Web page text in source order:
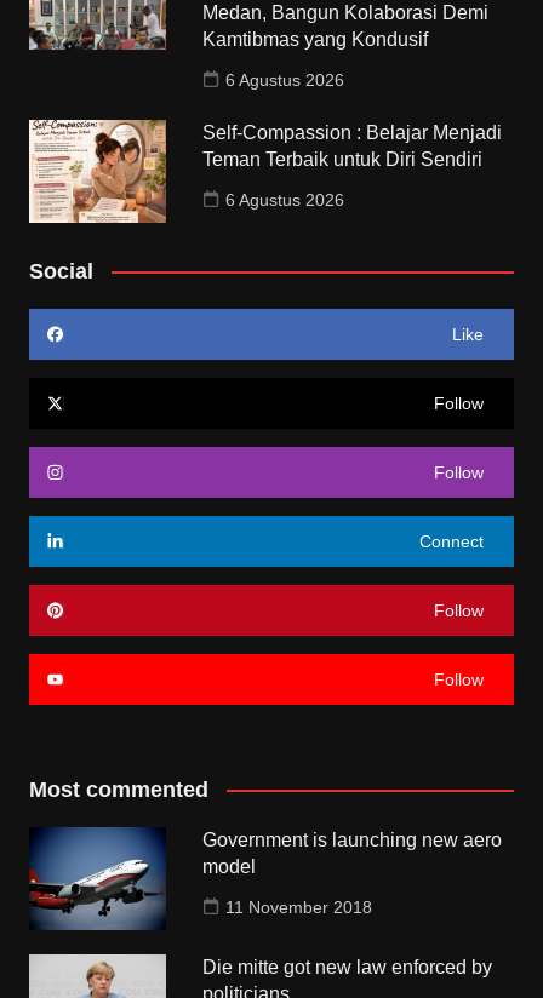
Medan, Bangun Kolaborasi Demi
Kamtibmas yang Kondusif
6 Agustus 2026
Self-Compassion : Belajar Menjadi
Teman Terbaik untuk Diri Sendiri
6 Agustus 2026
Social
Like
Follow
Follow
Connect
Follow
Follow
Most commented
Government is launching new aero
model
11 November 2018
Die mitte got new law enforced by
politicians